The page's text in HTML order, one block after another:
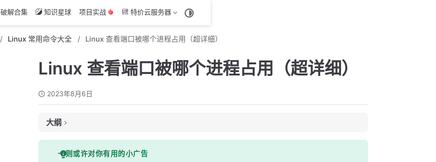
破解合集 知识星球 项目实战 特价云服务器
Linux 常用命令大全 Linux 查看端口被哪个进程占用（超详细）
Linux 查看端口被哪个进程占用（超详细）
2023年8月6日
大纲
使用 lsof 命令查看端口占用情况
使用 netstat 命令查看端口占用情况
一则或许对你有用的小广告